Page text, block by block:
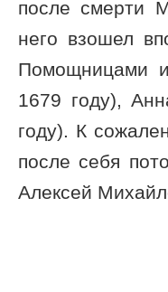
после смерти
него взошел
Помощницами
1679 году),
году). К
после себя
Алексей